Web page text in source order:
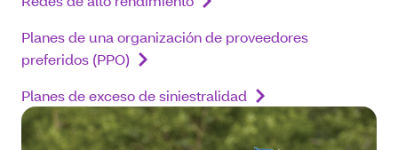
Planes de una organización de proveedores
preferidos (PPO)
Planes de exceso de siniestralidad